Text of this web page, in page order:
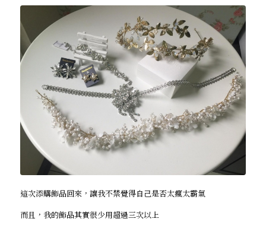
這次添購飾品回來，讓我不禁覺得自己是否太瘋太霸氣
而且，我的飾品其實很少用超過三次以上